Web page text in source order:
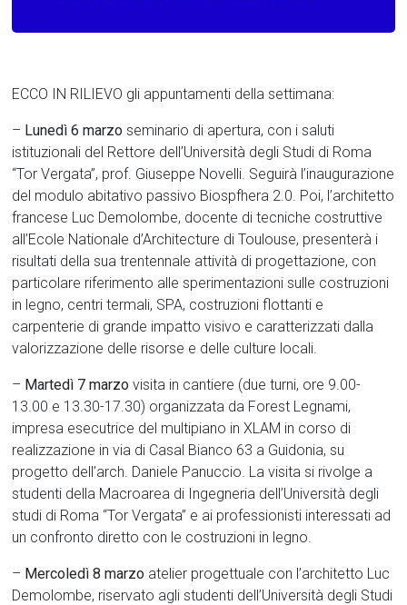
ECCO IN RILIEVO gli appuntamenti della settimana:
– Lunedì 6 marzo seminario di apertura, con i saluti
istituzionali del Rettore dell’Università degli Studi di Roma
“Tor Vergata”, prof. Giuseppe Novelli. Seguirà l’inaugurazione
del modulo abitativo passivo Biospfhera 2.0. Poi, l’architetto
francese Luc Demolombe, docente di tecniche costruttive
all’Ecole Nationale d’Architecture di Toulouse, presenterà i
risultati della sua trentennale attività di progettazione, con
particolare riferimento alle sperimentazioni sulle costruzioni
in legno, centri termali, SPA, costruzioni flottanti e
carpenterie di grande impatto visivo e caratterizzati dalla
valorizzazione delle risorse e delle culture locali.
– Martedì 7 marzo visita in cantiere (due turni, ore 9.00-
13.00 e 13.30-17.30) organizzata da Forest Legnami,
impresa esecutrice del multipiano in XLAM in corso di
realizzazione in via di Casal Bianco 63 a Guidonia, su
progetto dell’arch. Daniele Panuccio. La visita si rivolge a
studenti della Macroarea di Ingegneria dell’Università degli
studi di Roma “Tor Vergata” e ai professionisti interessati ad
un confronto diretto con le costruzioni in legno.
– Mercoledì 8 marzo atelier progettuale con l’architetto Luc
Demolombe, riservato agli studenti dell’Università degli Studi